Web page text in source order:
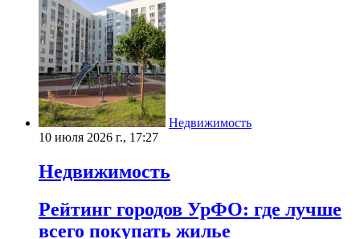
Недвижимость
10 июля 2026 г., 17:27
Недвижимость
Рейтинг городов УрФО: где лучше
всего покупать жилье